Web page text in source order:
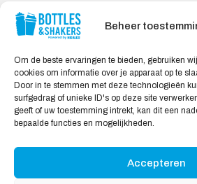
Beheer
Om de beste ervaringen te bieden, gebruiken
cookies om informatie over je apparaat op te
Door in te stemmen met deze technologieën
surfgedrag of unieke ID's op deze site
geeft of uw toestemming intrekt, kan dit een
bepaalde functies en mogelijkheden.
Accepteren
Contact
Levering & Retourneren
Veilig Shoppen
My account
Winkelwagen